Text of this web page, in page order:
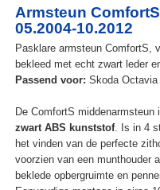
Armsteun
05.2004-10.2012
Pasklare armsteun ComfortS,
bekleed met echt zwart leder
Passend voor: Skoda Octavia
De ComfortS
zwart ABS kunststof. Is in 4
het vinden van de perfecte
voorzien van een munthouder
beklede opbergruimte en